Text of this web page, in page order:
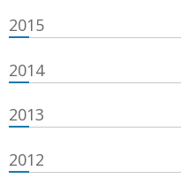
2015
2014
2013
2012